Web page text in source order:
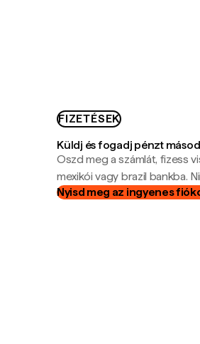
FIZETÉSEK
Küldj és fogadj pénzt
Oszd meg a számlát, fizess
mexikói vagy brazil bankba.
Nyisd meg az ingyenes